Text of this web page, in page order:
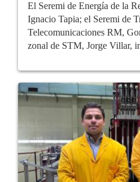
El Seremi de Energía de la
Ignacio Tapia; el Seremi de
Telecomunicaciones RM,
zonal de STM, Jorge Villar,